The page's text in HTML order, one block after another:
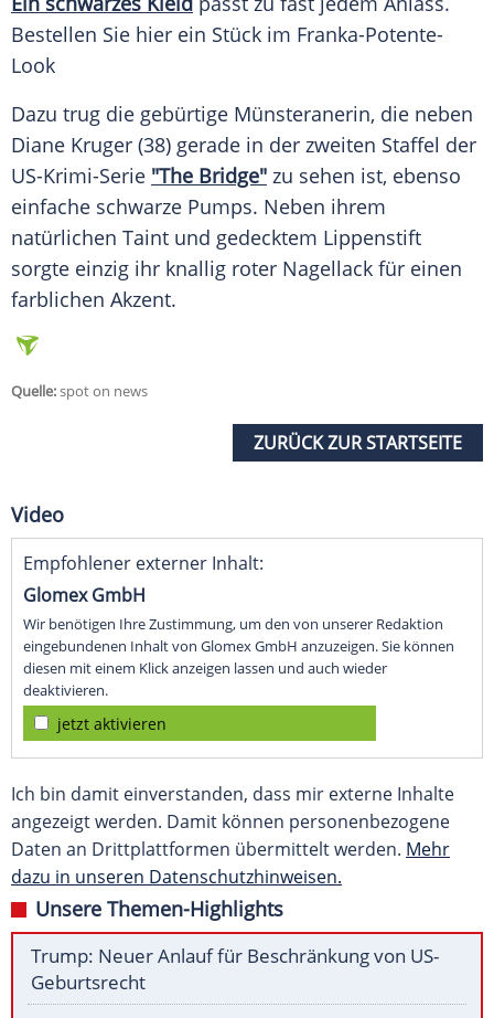
Bestellen Sie hier ein Stück im Franka-Potente-
Look
Dazu trug die gebürtige Münsteranerin, die neben
Diane Kruger (38) gerade in der zweiten Staffel der
US-Krimi-Serie "The Bridge" zu sehen ist, ebenso
einfache schwarze Pumps. Neben ihrem
natürlichen Taint und gedecktem Lippenstift
sorgte einzig ihr knallig roter Nagellack für einen
farblichen Akzent.
Quelle:spot on news
ZURÜCK ZUR STARTSEITE
Video
Empfohlener externer Inhalt:
Glomex GmbH
Wir benötigen Ihre Zustimmung, um den von unserer Redaktion
eingebundenen Inhalt von Glomex GmbH anzuzeigen. Sie können
diesen mit einem Klick anzeigen lassen und auch wieder
deaktivieren.
jetzt aktivieren
Ich bin damit einverstanden, dass mir externe Inhalte
angezeigt werden. Damit können personenbezogene
Daten an Drittplattformen übermittelt werden. Mehr
dazu in unseren Datenschutzhinweisen.
Unsere Themen-Highlights
Trump: Neuer Anlauf für Beschränkung von US-
Geburtsrecht